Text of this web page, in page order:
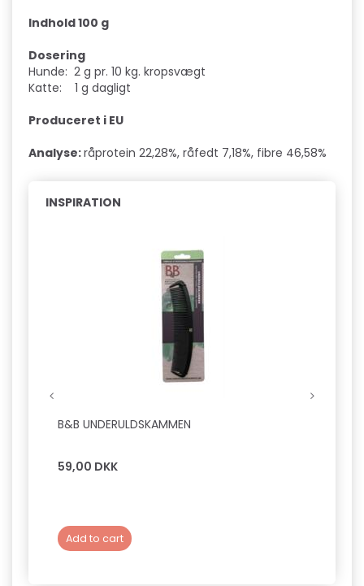
Indhold 100 g
Dosering
Hunde: 2 g pr. 10 kg. kropsvægt
Katte: 1 g dagligt
Produceret i EU
Analyse:råprotein 22,28%, råfedt 7,18%, fibre 46,58%
INSPIRATION
B&B UNDERULDSKAMMEN
59,00 DKK
Add to cart